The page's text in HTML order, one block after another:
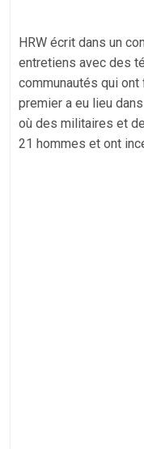
HRW écrit dans un
entretiens avec des
communautés qui
premier a eu lieu
où des militaires et
21 hommes et ont